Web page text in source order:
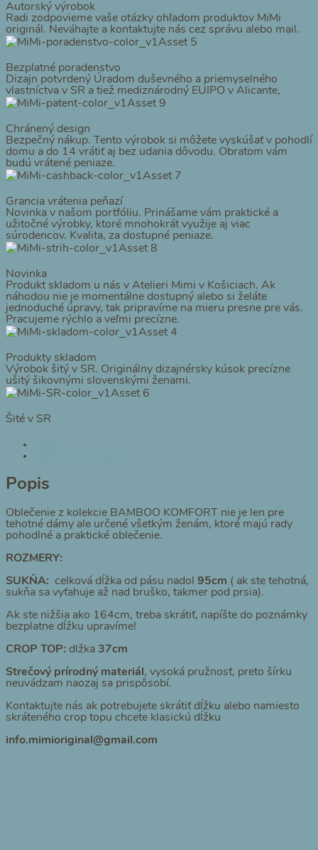
Autorský výrobok
Radi zodpovieme vaše otázky ohľadom produktov MiMi
originál. Neváhajte a kontaktujte nás cez správu alebo mail.
Bezplatné poradenstvo
Dizajn potvrdený Úradom duševného a priemyselného
vlastníctva v SR a tiež mediznárodný EUIPO v Alicante,
Chránený design
Bezpečný nákup. Tento výrobok si môžete vyskúšať v pohodlí
domu a do 14 vrátiť aj bez udania dôvodu. Obratom vám
budú vrátené peniaze.
Grancia vrátenia peňazí
Novinka v našom portfóliu. Prinášame vám praktické a
užitočné výrobky, ktoré mnohokrát využije aj viac
súrodencov. Kvalita, za dostupné peniaze.
Novinka
Produkt skladom u nás v Atelieri Mimi v Košiciach. Ak
náhodou nie je momentálne dostupný alebo si želáte
jednoduché úpravy, tak pripravíme na mieru presne pre vás.
Pracujeme rýchlo a veľmi precízne.
Produkty skladom
Výrobok šitý v SR. Originálny dizajnérsky kúsok precízne
ušitý šikovnými slovenskými ženami.
Šité v SR
Popis
Oblečenie z kolekcie BAMBOO KOMFORT nie je len pre
tehotné dámy ale určené všetkým ženám, ktoré majú rady
pohodlné a praktické oblečenie.
ROZMERY:
SUKŇA: celková dĺžka od pásu nadol 95cm ( ak ste tehotná,
sukňa sa vyťahuje až nad bruško, takmer pod prsia).
Ak ste nižšia ako 164cm, treba skrátiť, napíšte do poznámky
bezplatne dĺžku upravíme!
CROP TOP: dlžka 37cm
Strečový prírodný materiál, vysoká pružnosť, preto šírku
neuvádzam naozaj sa prispôsobí.
Kontaktujte nás ak potrebujete skrátiť dĺžku alebo namiesto
skráteného crop topu chcete klasickú dĺžku
info.mimioriginal@gmail.com